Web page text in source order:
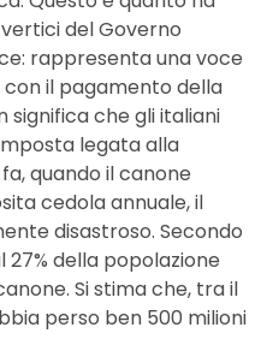
del Governo
rappresenta una voce
il pagamento della
significa che gli italiani
legata alla
quando il canone
cedola annuale, il
disastroso. Secondo
27% della popolazione
Si stima che, tra il
perso ben 500 milioni